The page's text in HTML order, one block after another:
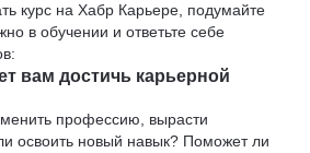
курс на Хабр Карьере, подумайте
в обучении и ответьте себе
вам достичь карьерной
профессию, вырасти
освоить новый навык? Поможет ли